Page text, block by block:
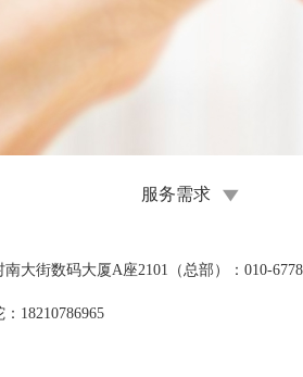
服务需求
大街数码大厦A座2101（总部）：010-
18210786965